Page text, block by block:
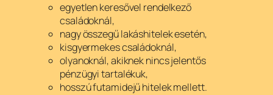
egyetlen keresővel rendelkező
családoknál,
nagy összegű lakáshitelek esetén,
kisgyermekes családoknál,
olyanoknál, akiknek nincs jelentős
pénzügyi tartalékuk,
hosszú futamidejű hitelek mellett.